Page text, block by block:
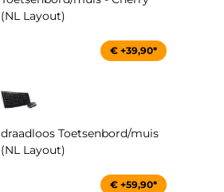
(NL Layout)
€ +39,90*
draadloos Toetsenbord/muis
(NL Layout)
€ +59,90*